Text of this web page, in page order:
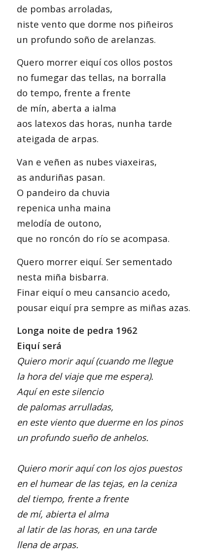
de pombas arroladas,
niste vento que dorme nos piñeiros
un profundo soño de arelanzas.
Quero morrer eiquí cos ollos postos
no fumegar das tellas, na borralla
do tempo, frente a frente
de mín, aberta a ialma
aos latexos das horas, nunha tarde
ateigada de arpas.
Van e veñen as nubes viaxeiras,
as anduriñas pasan.
O pandeiro da chuvia
repenica unha maina
melodía de outono,
que no roncón do río se acompasa.
Quero morrer eiquí. Ser sementado
nesta miña bisbarra.
Finar eiquí o meu cansancio acedo,
pousar eiquí pra sempre as miñas azas.
Longa noite de pedra 1962
Eiquí será
Quiero morir aquí (cuando me llegue
la hora del viaje que me espera).
Aquí en este silencio
de palomas arrulladas,
en este viento que duerme en los pinos
un profundo sueño de anhelos.
Quiero morir aquí con los ojos puestos
en el humear de las tejas, en la ceniza
del tiempo, frente a frente
de mí, abierta el alma
al latir de las horas, en una tarde
llena de arpas.